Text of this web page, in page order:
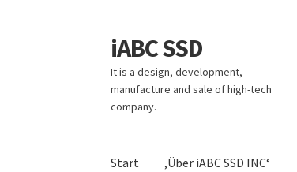
Zur
Navigation
springen
Zum
Inhalt
springen
iABC SSD
It is a design, development,
manufacture and sale of high-tech
company.
Start ‚Über iABC SSD INC‘